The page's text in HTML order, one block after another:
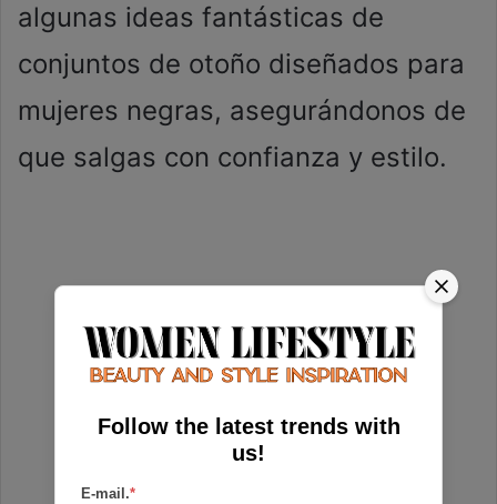
algunas ideas fantásticas de
conjuntos de otoño diseñados para
mujeres negras, asegurándonos de
que salgas con confianza y estilo.
Follow the latest trends with
us!
E-mail.*